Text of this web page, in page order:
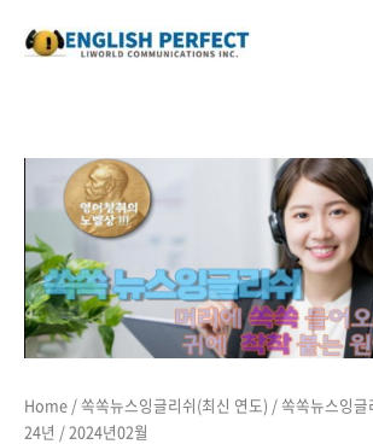
건너뛰기
Home /쏙쏙뉴스잉글리쉬(최신 연도) /쏙쏙뉴스잉
24년 / 2024년02월